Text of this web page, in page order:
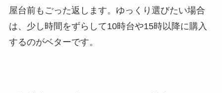
屋台前もごった返します。ゆっくり選びたい場合
は、少し時間をずらして10時台や15時以降に購入
するのがベターです。